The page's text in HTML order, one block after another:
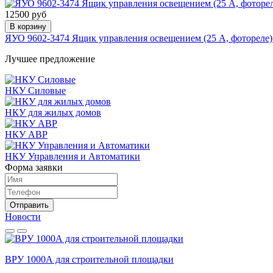
12500 руб
В корзину
ЯУО 9602-3474 Ящик управления освещением (25 А,
Лучшее предложение
НКУ Силовые
НКУ для жилых домов
НКУ АВР
НКУ Управления и Автоматики
Форма заявки
Отправить
Новости
ВРУ 1000А для строительной площадки